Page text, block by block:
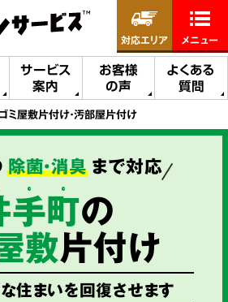
サービス
案内
お客様
の声
よくある
質問
対応エリア メニュー
ミ屋敷片付け・汚部屋片付け
除菌・消臭まで対応
手町の
敷片付け
住まいを回復させます